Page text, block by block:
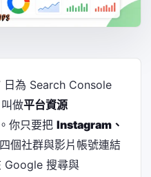
為 Search Console
叫做平台資源
。你只要把 Instagram、
個社群與影片帳號連結
Google 搜尋與